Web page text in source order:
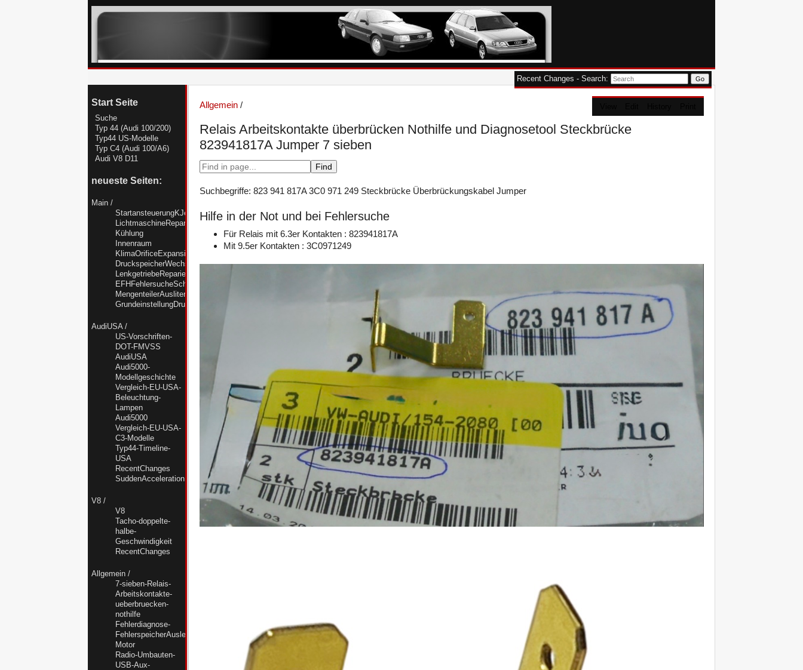
Recent Changes - Search:
Start Seite
Suche
Typ 44 (Audi 100/200)
Typ44 US-Modelle
Typ C4 (Audi 100/A6)
Audi V8 D11
neueste Seiten:
Main /
StartansteuerungKJetronicTyp44
LichtmaschineReparieren
Kühlung
Innenraum
KlimaOrificeExpansionsventilR12R134a
DruckspeicherWechseln
LenkgetriebeReparierenUndAbdichten
EFHFehlersucheSchalterMotorSteuergeraet
MengenteilerAusliternNF
GrundeinstellungDruckstellerNF
AudiUSA/
US-Vorschriften-
DOT-FMVSS
AudiUSA
Audi5000-
Modellgeschichte
Vergleich-EU-USA-
Beleuchtung-
Lampen
Audi5000
Vergleich-EU-USA-
C3-Modelle
Typ44-Timeline-
USA
RecentChanges
SuddenAccelerationKrise
V8 /
V8
Tacho-doppelte-
halbe-
Geschwindigkeit
RecentChanges
Allgemein /
7-sieben-Relais-
Arbeitskontakte-
ueberbruecken-
nothilfe
Fehlerdiagnose-
FehlerspeicherAuslesenMC-
Motor
Radio-Umbauten-
USB-Aux-
Allgemein /
Relais Arbeitskontakte überbrücken Nothilfe und Diagnosetool Steckbrücke
823941817A Jumper 7 sieben
Suchbegriffe: 823 941 817A 3C0 971 249 Steckbrücke Überbrückungskabel Jumper
Hilfe in der Not und bei Fehlersuche
Für Relais mit 6.3er Kontakten : 823941817A
Mit 9.5er Kontakten : 3C0971249